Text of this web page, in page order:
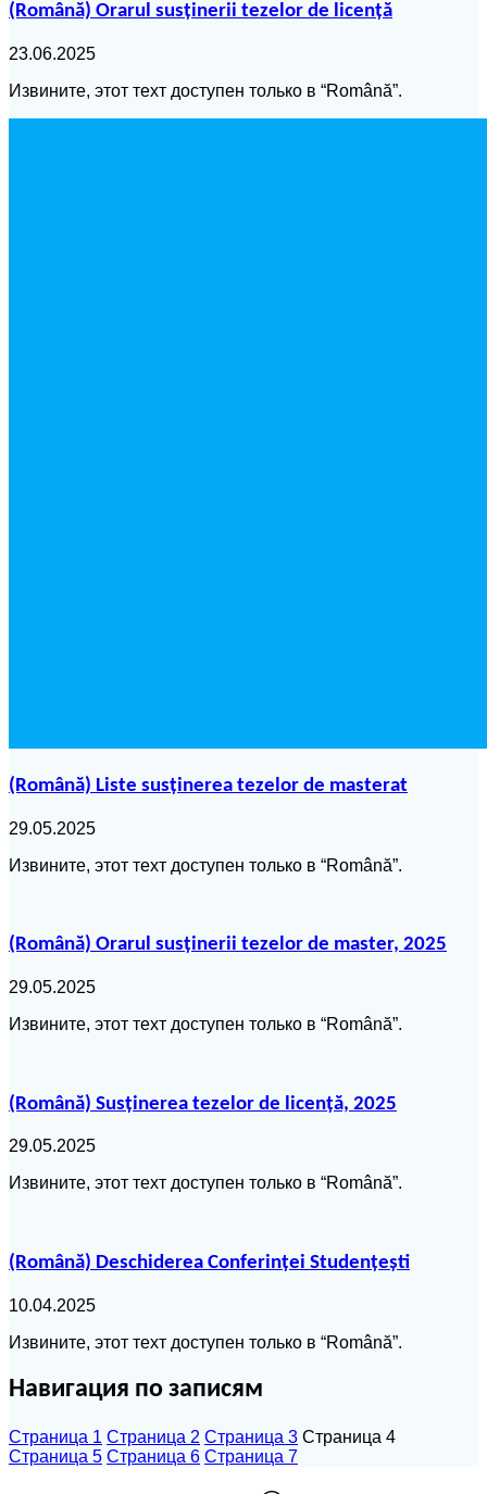
(Română) Orarul susținerii tezelor de licență
23.06.2025
Извините, этот техт доступен только в “Română”.
(Română) Liste susținerea tezelor de masterat
29.05.2025
Извините, этот техт доступен только в “Română”.
(Română) Orarul susținerii tezelor de master, 2025
29.05.2025
Извините, этот техт доступен только в “Română”.
(Română) Susținerea tezelor de licență, 2025
29.05.2025
Извините, этот техт доступен только в “Română”.
(Română) Deschiderea Conferinței Studențești
10.04.2025
Извините, этот техт доступен только в “Română”.
Навигация по записям
Страница 1 Страница 2 Страница 3 Страница 4
Страница 5 Страница 6 Страница 7